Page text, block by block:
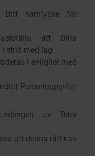
samtycke för
att Dina
strid med lag.
i enlighet med
Personuppgifter
av Dina
att denna rätt kan